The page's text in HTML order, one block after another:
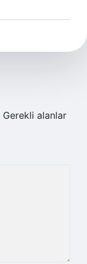
Gerekli alanlar